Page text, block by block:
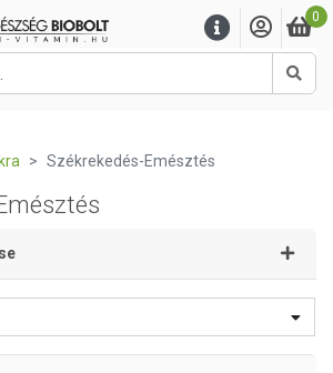
0
Székrekedés-Emésztés